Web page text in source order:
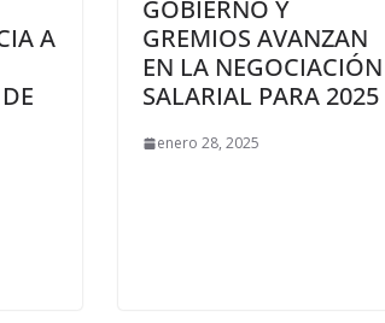
A
GOBIERNO Y
GREMIOS AVANZAN
EN LA NEGOCIACIÓN
SALARIAL PARA 2025
enero 28, 2025